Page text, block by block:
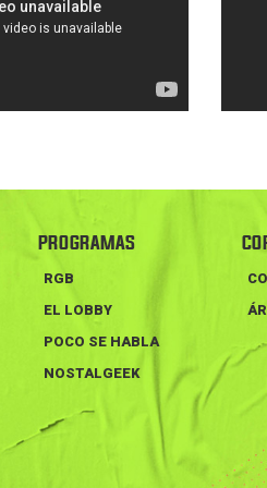
PROGRAMAS
RGB
EL LOBBY
POCO SE HABLA
NOSTALGEEK